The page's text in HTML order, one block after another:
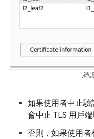
憑
如果使用者中止
會中止 TLS 用戶端
否則，如果使用者